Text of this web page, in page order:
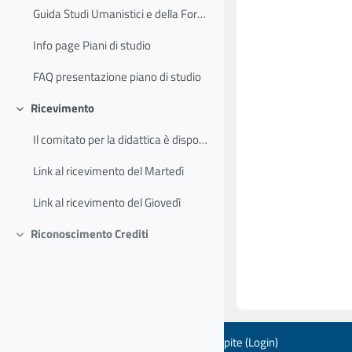
Guida Studi Umanistici e della Formazione
Info page Piani di studio
FAQ presentazione piano di studio
Minimizza
Ricevimento
Il comitato per la didattica è disponibile ad inco...
Link al ricevimento del Martedì
Link al ricevimento del Giovedì
Minimizza
Riconoscimento Crediti
Ospite (Login)